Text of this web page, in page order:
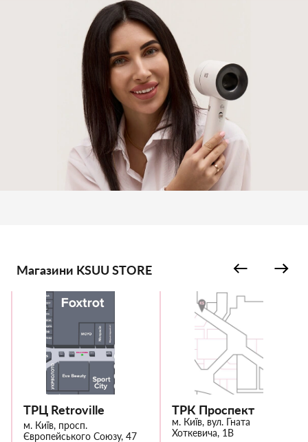
Магазини KSUU STORE
ТРЦ Retroville
м. Київ, просп.
Європейського Союзу, 47
ТРК Проспект
м. Київ, вул. Гната
Хоткевича, 1В